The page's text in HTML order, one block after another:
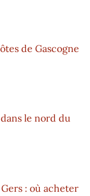
de Gascogne
le nord du
: où acheter